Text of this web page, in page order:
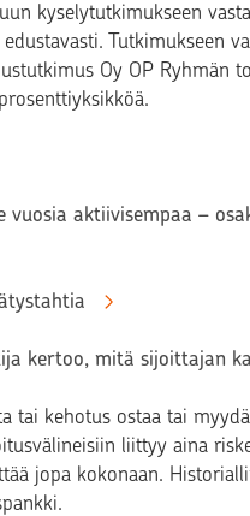
kyselytutkimukseen
Tutkimukseen
Oy OP Ryhmän
aktiivisempaa –
kertoo, mitä sijoittajan
tai kehotus ostaa tai
liittyy aina
jopa kokonaan.